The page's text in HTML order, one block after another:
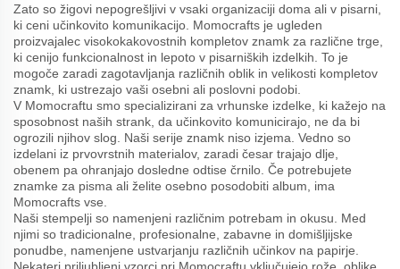
Zato so žigovi nepogrešljivi v vsaki organizaciji doma ali v pisarni,
ki ceni učinkovito komunikacijo. Momocrafts je ugleden
proizvajalec visokokakovostnih kompletov znamk za različne trge,
ki cenijo funkcionalnost in lepoto v pisarniških izdelkih. To je
mogoče zaradi zagotavljanja različnih oblik in velikosti kompletov
znamk, ki ustrezajo vaši osebni ali poslovni podobi.
V Momocraftu smo specializirani za vrhunske izdelke, ki kažejo na
sposobnost naših strank, da učinkovito komunicirajo, ne da bi
ogrozili njihov slog. Naši serije znamk niso izjema. Vedno so
izdelani iz prvovrstnih materialov, zaradi česar trajajo dlje,
obenem pa ohranjajo dosledne odtise črnilo. Če potrebujete
znamke za pisma ali želite osebno posodobiti album, ima
Momocrafts vse.
Naši stempelji so namenjeni različnim potrebam in okusu. Med
njimi so tradicionalne, profesionalne, zabavne in domišljijske
ponudbe, namenjene ustvarjanju različnih učinkov na papirje.